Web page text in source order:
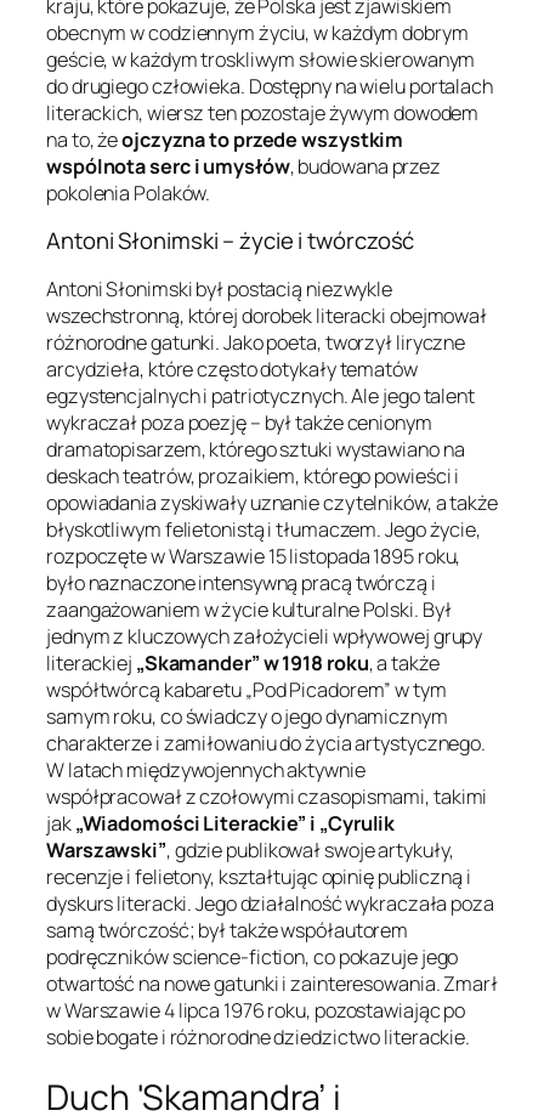
kraju, które pokazuje, że Polska jest zjawiskiem
obecnym w codziennym życiu, w każdym dobrym
geście, w każdym troskliwym słowie skierowanym
do drugiego człowieka. Dostępny na wielu portalach
literackich, wiersz ten pozostaje żywym dowodem
na to, żeojczyzna to przede wszystkim
wspólnota serc i umysłów, budowana przez
pokolenia Polaków.
Antoni Słonimski – życie i twórczość
Antoni Słonimski był postacią niezwykle
wszechstronną, której dorobek literacki obejmował
różnorodne gatunki. Jako poeta, tworzył liryczne
arcydzieła, które często dotykały tematów
egzystencjalnych i patriotycznych. Ale jego talent
wykraczał poza poezję – był także cenionym
dramatopisarzem, którego sztuki wystawiano na
deskach teatrów, prozaikiem, którego powieści i
opowiadania zyskiwały uznanie czytelników, a także
błyskotliwym felietonistą i tłumaczem. Jego życie,
rozpoczęte w Warszawie 15 listopada 1895 roku,
było naznaczone intensywną pracą twórczą i
zaangażowaniem w życie kulturalne Polski. Był
jednym z kluczowych założycieli wpływowej grupy
literackiej „Skamander” w 1918 roku, a także
współtwórcą kabaretu „Pod Picadorem” w tym
samym roku, co świadczy o jego dynamicznym
charakterze i zamiłowaniu do życia artystycznego.
W latach międzywojennych aktywnie
współpracował z czołowymi czasopismami, takimi
jak„Wiadomości Literackie” i „Cyrulik
Warszawski”, gdzie publikował swoje artykuły,
recenzje i felietony, kształtując opinię publiczną i
dyskurs literacki. Jego działalność wykraczała poza
samą twórczość; był także współautorem
podręczników science-fiction, co pokazuje jego
otwartość na nowe gatunki i zainteresowania. Zmarł
w Warszawie 4 lipca 1976 roku, pozostawiając po
sobie bogate i różnorodne dziedzictwo literackie.
Duch 'Skamandra’ i